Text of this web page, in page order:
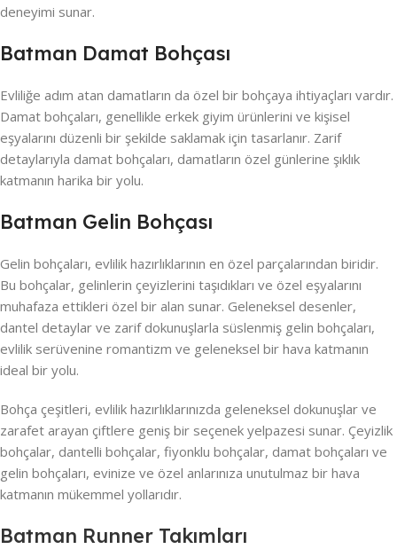
deneyimi sunar.
Batman Damat Bohçası
Evliliğe adım atan damatların da özel bir bohçaya ihtiyaçları vardır.
Damat bohçaları, genellikle erkek giyim ürünlerini ve kişisel
eşyalarını düzenli bir şekilde saklamak için tasarlanır. Zarif
detaylarıyla damat bohçaları, damatların özel günlerine şıklık
katmanın harika bir yolu.
Batman Gelin Bohçası
Gelin bohçaları, evlilik hazırlıklarının en özel parçalarından biridir.
Bu bohçalar, gelinlerin çeyizlerini taşıdıkları ve özel eşyalarını
muhafaza ettikleri özel bir alan sunar. Geleneksel desenler,
dantel detaylar ve zarif dokunuşlarla süslenmiş gelin bohçaları,
evlilik serüvenine romantizm ve geleneksel bir hava katmanın
ideal bir yolu.
Bohça çeşitleri, evlilik hazırlıklarınızda geleneksel dokunuşlar ve
zarafet arayan çiftlere geniş bir seçenek yelpazesi sunar. Çeyizlik
bohçalar, dantelli bohçalar, fiyonklu bohçalar, damat bohçaları ve
gelin bohçaları, evinize ve özel anlarınıza unutulmaz bir hava
katmanın mükemmel yollarıdır.
Batman Runner Takımları